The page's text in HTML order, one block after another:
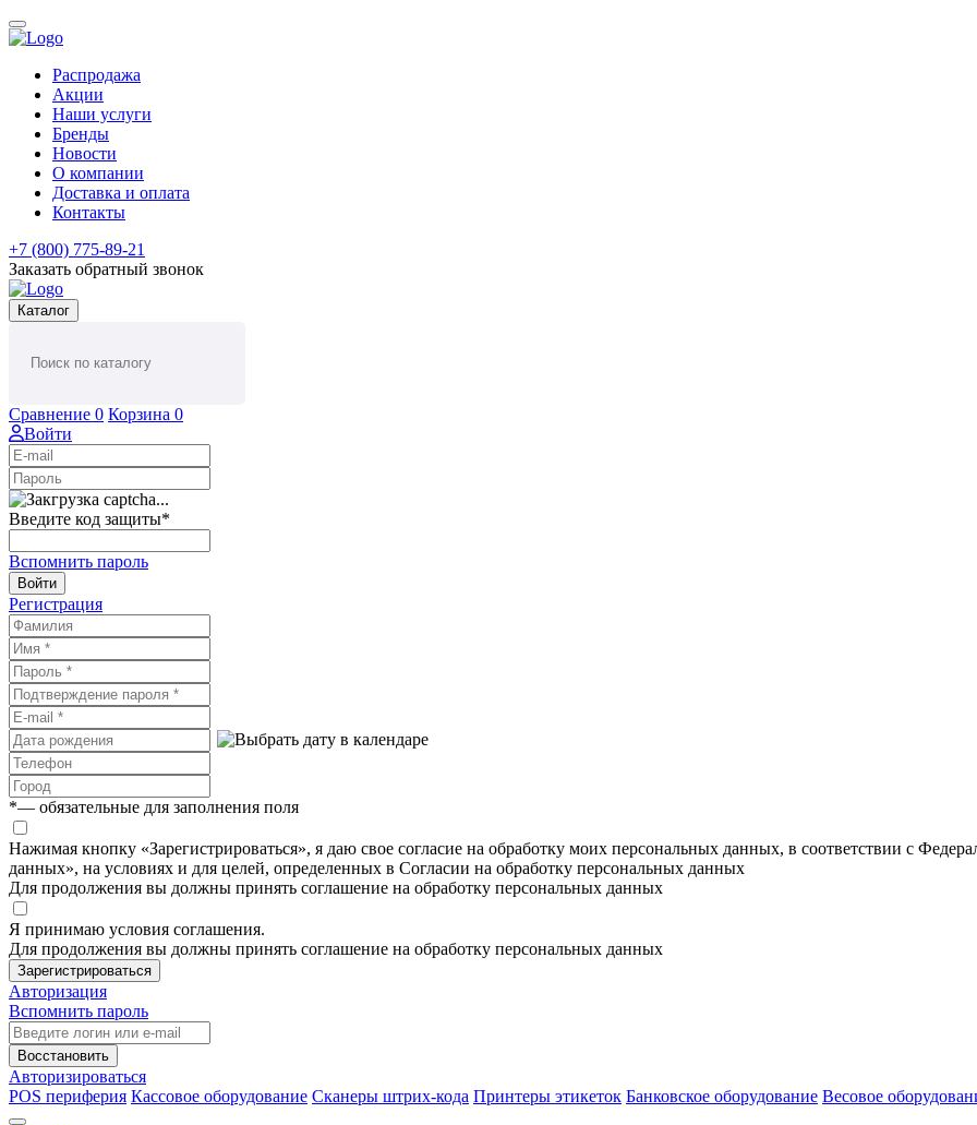
Распродажа
Акции
Наши услуги
Бренды
Новости
О компании
Доставка и оплата
Контакты
+7 (800) 775-89-21
Заказать обратный звонок
Каталог
Сравнение 0 Корзина 0
Войти
Введите код защиты*
Вспомнить пароль
Войти
Регистрация
*— обязательные для заполнения поля
Нажимая кнопку «Зарегистрироваться», я даю свое согласие на обработку моих персональных данных, в соответствии с
данных», на условиях и для целей, определенных в Согласии на обработку персональных данных
Для продолжения вы должны принять соглашение на обработку персональных данных
Я принимаю условия соглашения.
Для продолжения вы должны принять соглашение на обработку персональных данных
Зарегистрироваться
Авторизация
Вспомнить пароль
Восстановить
Авторизироваться
POS периферия Кассовое оборудование Сканеры штрих-кода Принтеры этикеток Банковское оборудование Весовое